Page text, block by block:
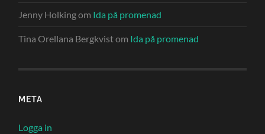
Jenny Holkingom Ida på promenad
Tina Orellana Bergkvistom Ida på promenad
META
Logga in